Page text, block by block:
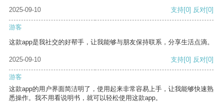
2025-09-10
支持[0] 反对[0]
游客
这款app是我社交的好帮手，让我能够与朋友保持联系，分享生活点滴。
2025-09-10 支持[0] 反对[0]
游客
这款app的用户界面简洁明了，使用起来非常容易上手，让我能够快速熟
悉操作。我不用看说明书，就可以轻松使用这款app。